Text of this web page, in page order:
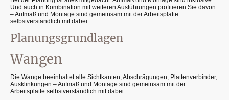
Und auch in Kombination mit weiteren Ausführungen profitieren Sie davon
– Aufmaß und Montage sind gemeinsam mit der Arbeitsplatte
selbstverständlich mit dabei.
Planungsgrundlagen
Wangen
Die Wange beeinhaltet alle Sichtkanten, Abschrägungen, Plattenverbinder,
Ausklinkungen – Aufmaß und Montage sind gemeinsam mit der
Arbeitsplatte selbstverständlich mit dabei.